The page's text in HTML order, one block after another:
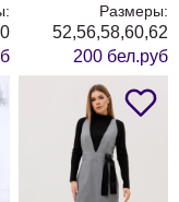
Размеры:
52,56,58,60,62
200 бел.руб